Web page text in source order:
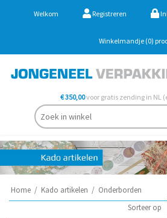
Welkom Registreren
Winkelmandje (0)
€ 350,00voor gratis zending in NL
Home / Kado artikelen / Onderborden
Sorteer op